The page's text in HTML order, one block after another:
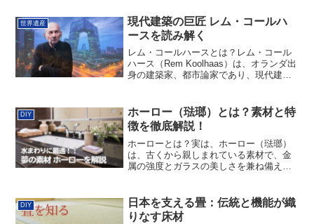
世界遺産
現代建築の巨匠 レム・コールハ
ースを読み解く
レム・コールハースとは？レム・コール
ハース（Rem Koolhaas）は、オランダ出
身の建築家、都市論家であり、現代建築
Metropolitan Arc...
DIY
ホーロー（琺瑯）とは？素材と特
徴を徹底解説！
ホーローとは？実は、ホーロー（琺瑯）
は、古くから親しまれている素材で、金
属の強度とガラスの美しさを兼ね備えた
設備まで幅広く使われており、現代生活
にも欠かせない存在です。...
DIY
日本を支える畳：伝統と機能が織
りなす床材